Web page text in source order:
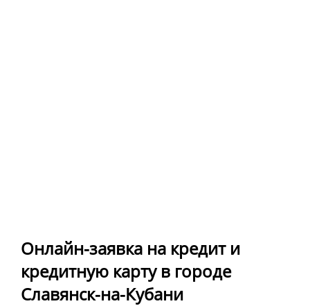
Онлайн-заявка на кредит и
кредитную карту в городе
Славянск-на-Кубани